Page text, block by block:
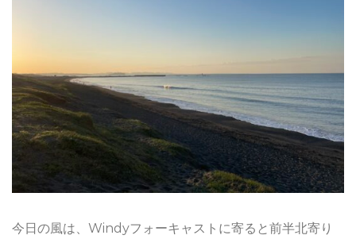
今日の風は、Windyフォーキャストに寄ると前半北寄り